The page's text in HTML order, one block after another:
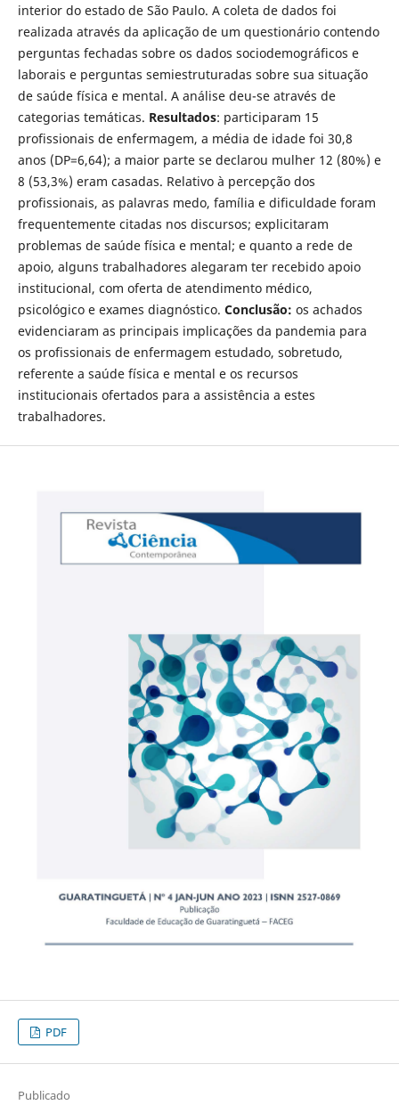
interior do estado de São Paulo. A coleta de dados foi
realizada através da aplicação de um questionário contendo
perguntas fechadas sobre os dados sociodemográficos e
laborais e perguntas semiestruturadas sobre sua situação
de saúde física e mental. A análise deu-se através de
categorias temáticas. Resultados: participaram 15
profissionais de enfermagem, a média de idade foi 30,8
anos (DP=6,64); a maior parte se declarou mulher 12 (80%) e
8 (53,3%) eram casadas. Relativo à percepção dos
profissionais, as palavras medo, família e dificuldade foram
frequentemente citadas nos discursos; explicitaram
problemas de saúde física e mental; e quanto a rede de
apoio, alguns trabalhadores alegaram ter recebido apoio
institucional, com oferta de atendimento médico,
psicológico e exames diagnóstico. Conclusão: os achados
evidenciaram as principais implicações da pandemia para
os profissionais de enfermagem estudado, sobretudo,
referente a saúde física e mental e os recursos
institucionais ofertados para a assistência a estes
trabalhadores.
PDF
Publicado